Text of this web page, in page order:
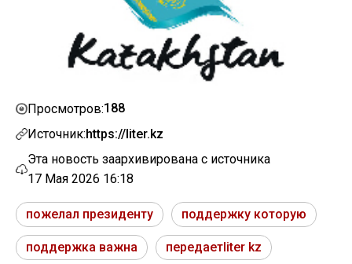
Просмотров:188
Источник:https://liter.kz
Эта новость заархивирована с источника
17 Мая 2026 16:18
пожелал президенту поддержку которую
поддержка важна передаетliter kz